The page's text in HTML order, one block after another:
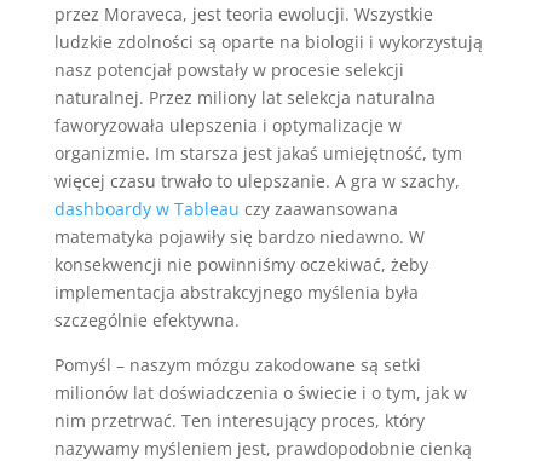
przez Moraveca, jest teoria ewolucji. Wszystkie
ludzkie zdolności są oparte na biologii i wykorzystują
nasz potencjał powstały w procesie selekcji
naturalnej. Przez miliony lat selekcja naturalna
faworyzowała ulepszenia i optymalizacje w
organizmie. Im starsza jest jakaś umiejętność, tym
więcej czasu trwało to ulepszanie. A gra w szachy,
dashboardy w Tableau czy zaawansowana
matematyka pojawiły się bardzo niedawno. W
konsekwencji nie powinniśmy oczekiwać, żeby
implementacja abstrakcyjnego myślenia była
szczególnie efektywna.
Pomyśl – naszym mózgu zakodowane są setki
milionów lat doświadczenia o świecie i o tym, jak w
nim przetrwać. Ten interesujący proces, który
nazywamy myśleniem jest, prawdopodobnie cienką